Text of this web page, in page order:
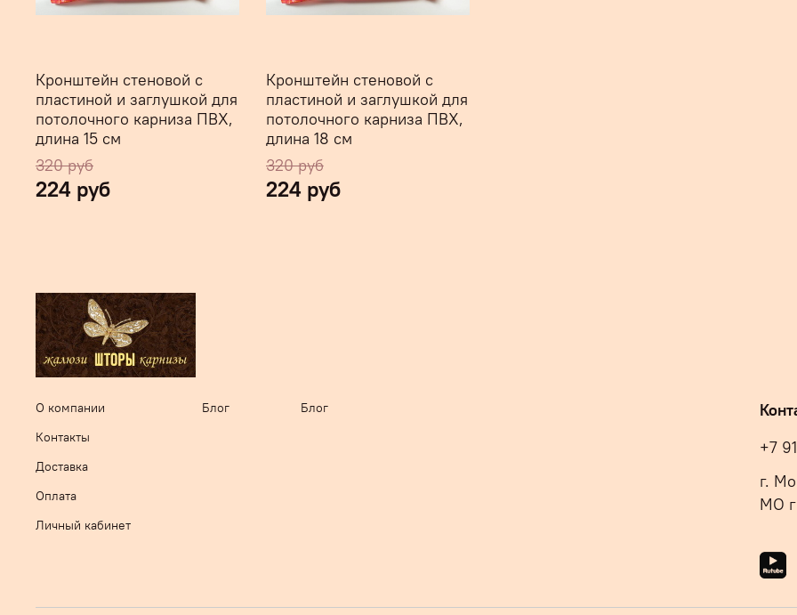
Кронштейн стеновой с
пластиной и заглушкой для
потолочного карниза ПВХ,
длина 15 см
320 руб
224 руб
Кронштейн стеновой с
пластиной и заглушкой для
потолочного карниза ПВХ,
длина 18 см
320 руб
224 руб
О компании
Контакты
Доставка
Оплата
Личный кабинет
Блог Блог
+7
г.
МО г